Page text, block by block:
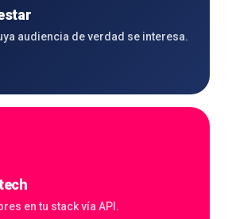
audiencia de verdad se interesa.
en tu stack vía API.